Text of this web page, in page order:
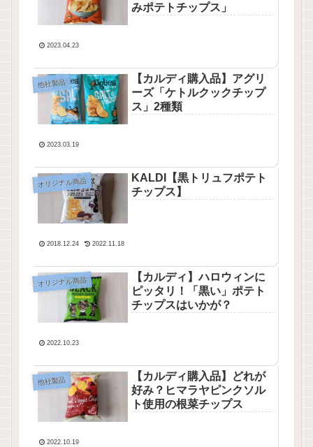
みポテトチップス」
2023.04.23
他社製品
【カルディ購入品】アグリ
ーズ「ケトルクックチップ
ス」2種類
2023.03.19
オリジナル商品
KALDI【黒トリュフポテト
チップス】
2018.12.24 2022.11.18
オリジナル商品
【カルディ】ハロウィンに
ピッタリ！「黒い」ポテト
チップスはいかが？
2022.10.23
他社製品
【カルディ購入品】どれが
好み？ヒマラヤピンクソル
ト使用の根菜チップス
2022.10.19